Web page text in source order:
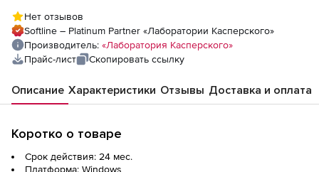
Нет отзывов
Softline – Platinum Partner «Лаборатории Касперского»
Производитель: «Лаборатория Касперского»
Прайс-лист
Скопировать ссылку
Описание Характеристики Отзывы Доставка и оплата
Коротко о товаре
Срок действия: 24 мес.
Платформа: Windows